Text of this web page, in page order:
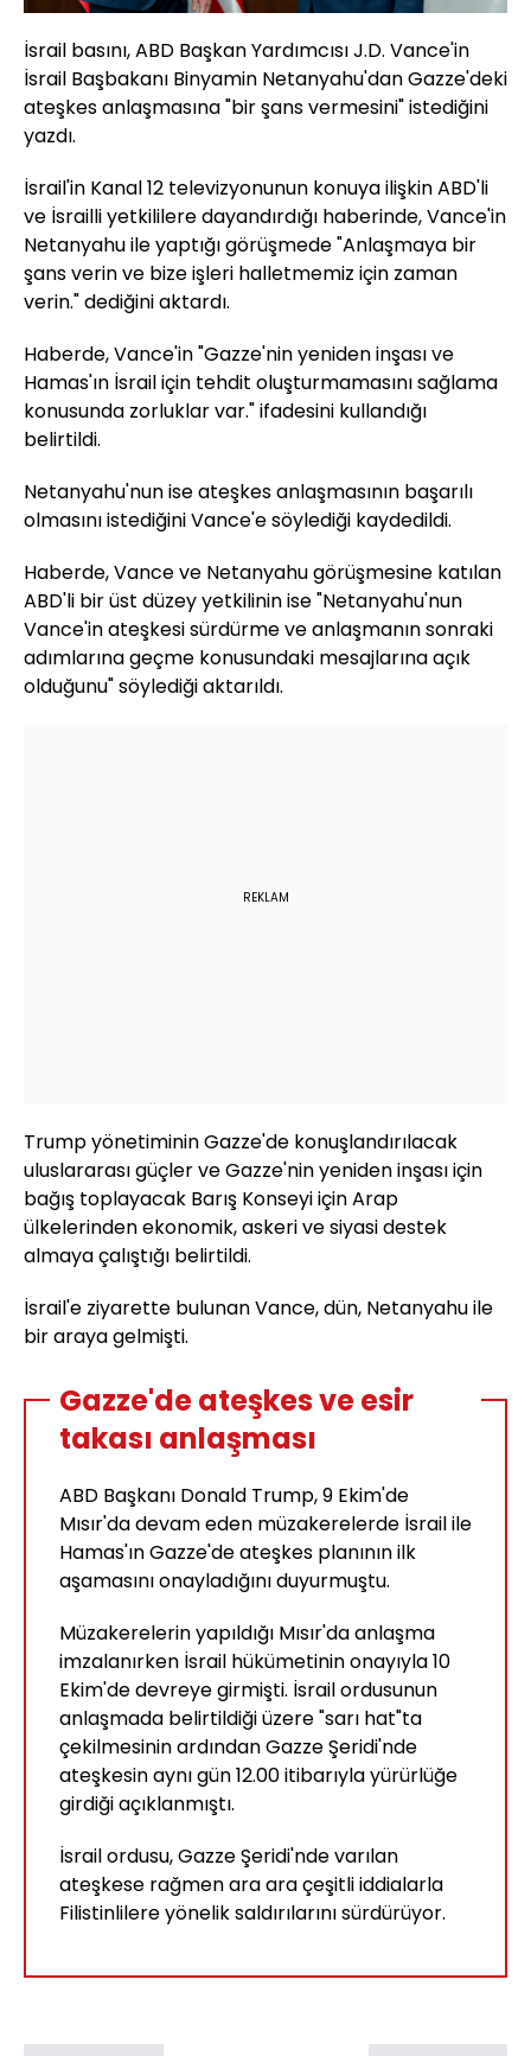
İsrail basını, ABD Başkan Yardımcısı J.D. Vance'in
İsrail Başbakanı Binyamin Netanyahu'dan Gazze'deki
ateşkes anlaşmasına "bir şans vermesini" istediğini
yazdı.
İsrail'in Kanal 12 televizyonunun konuya ilişkin ABD'li
ve İsrailli yetkililere dayandırdığı haberinde, Vance'in
Netanyahu ile yaptığı görüşmede "Anlaşmaya bir
şans verin ve bize işleri halletmemiz için zaman
verin." dediğini aktardı.
Haberde, Vance'in "Gazze'nin yeniden inşası ve
Hamas'ın İsrail için tehdit oluşturmamasını sağlama
konusunda zorluklar var." ifadesini kullandığı
belirtildi.
Netanyahu'nun ise ateşkes anlaşmasının başarılı
olmasını istediğini Vance'e söylediği kaydedildi.
Haberde, Vance ve Netanyahu görüşmesine katılan
ABD'li bir üst düzey yetkilinin ise "Netanyahu'nun
Vance'in ateşkesi sürdürme ve anlaşmanın sonraki
adımlarına geçme konusundaki mesajlarına açık
olduğunu" söylediği aktarıldı.
REKLAM
Trump yönetiminin Gazze'de konuşlandırılacak
uluslararası güçler ve Gazze'nin yeniden inşası için
bağış toplayacak Barış Konseyi için Arap
ülkelerinden ekonomik, askeri ve siyasi destek
almaya çalıştığı belirtildi.
İsrail'e ziyarette bulunan Vance, dün, Netanyahu ile
bir araya gelmişti.
Gazze'de ateşkes ve esir
takası anlaşması
ABD Başkanı Donald Trump, 9 Ekim'de
Mısır'da devam eden müzakerelerde İsrail ile
Hamas'ın Gazze'de ateşkes planının ilk
aşamasını onayladığını duyurmuştu.
Müzakerelerin yapıldığı Mısır'da anlaşma
imzalanırken İsrail hükümetinin onayıyla 10
Ekim'de devreye girmişti. İsrail ordusunun
anlaşmada belirtildiği üzere "sarı hat"ta
çekilmesinin ardından Gazze Şeridi'nde
ateşkesin aynı gün 12.00 itibarıyla yürürlüğe
girdiği açıklanmıştı.
İsrail ordusu, Gazze Şeridi'nde varılan
ateşkese rağmen ara ara çeşitli iddialarla
Filistinlilere yönelik saldırılarını sürdürüyor.